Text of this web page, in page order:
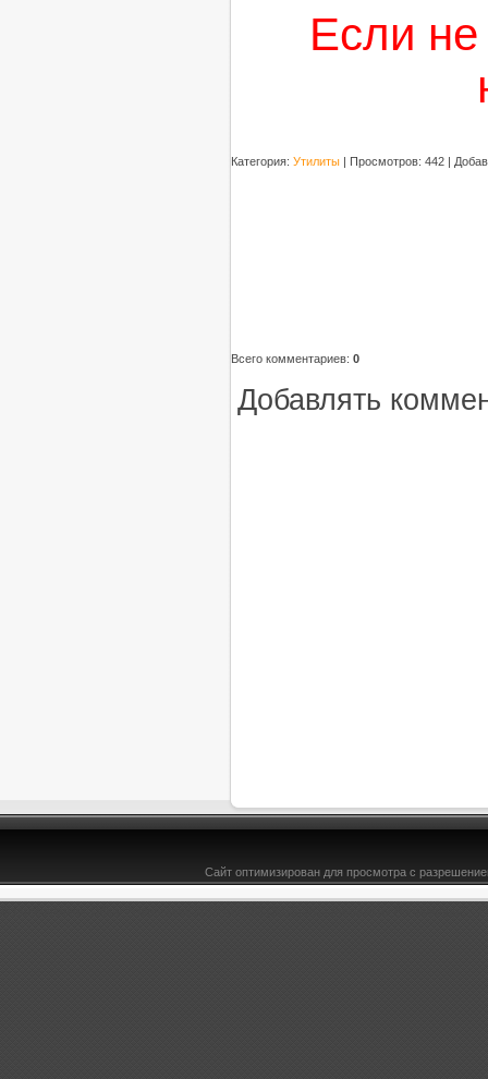
Если не
Категория: Утилиты | Просмотров: 442 |
Всего комментариев: 0
Добавлять
Сайт оптимизирован для просмотра с